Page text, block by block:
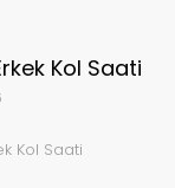
Kol Saati
Kol Saati